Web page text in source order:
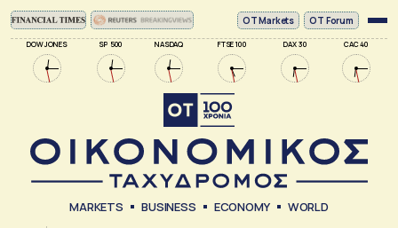
DOW JONES SP 500 NASDAQ FTSE 100 DAX 30 CAC 40
ΟΤ Markets OT Forum
MARKETS BUSINESS ECONOMY WORLD